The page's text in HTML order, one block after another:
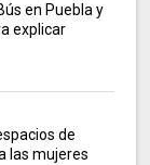
en Puebla y
explicar
de
las mujeres